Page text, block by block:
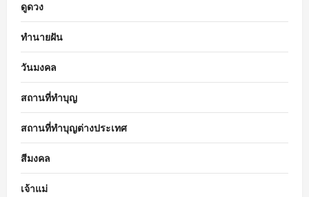
ดูดวง
ทำนายฝัน
วันมงคล
สถานที่ทำบุญ
สถานที่ทำบุญต่างประเทศ
สีมงคล
เจ้าแม่